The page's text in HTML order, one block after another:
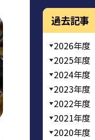
過去記事
2026年度
2025年度
2024年度
2023年度
2022年度
2021年度
2020年度